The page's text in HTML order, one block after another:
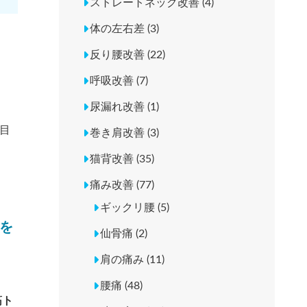
ストレートネック改善 (4)
体の左右差 (3)
反り腰改善 (22)
呼吸改善 (7)
尿漏れ改善 (1)
巻き肩改善 (3)
猫背改善 (35)
痛み改善 (77)
ギックリ腰 (5)
仙骨痛 (2)
肩の痛み (11)
腰痛 (48)